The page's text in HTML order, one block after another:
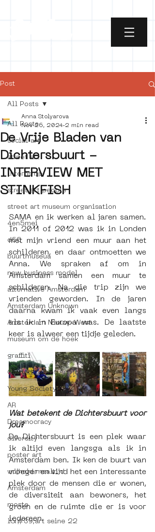
Post
All Posts
social art
street art
internship
street art people
street art museum organisation
4en5mei
d66
buurtmuseua
new business model
alternative Amsterdam
Amsterdam Unknown
Amsterdam Nieuw-West
museum om de hoek
graffiti
Guided Street Art Tours
Young Society
AR
Dreamocracy
diversity
poster art
vrijheid maaltijd
Amsterdam
moste
l&#39;art seine 22
All Posts
De Vrije Bladen van
Dichtersbuurt -
INTERVIEW MET
STINKFISH
Anna Stolyarova
Nov 26, 2024 2 min read
SAMA en ik werken al jaren samen.
In 2011 of 2012 was ik in Londen
met mijn vriend een muur aan het
schilderen, en daar ontmoetten we
Anna. We spraken af om in
Amsterdam samen een muur te
schilderen. Na die trip zijn we
vrienden geworden. In de jaren
daarna kwam ik vaak even langs
als ik in Europa was. De laatste
keer is alweer een tijdje geleden.
Wat betekent de Dichtersbuurt voor
jou?
De Dichtersbuurt is een plek waar
ik altijd even langsga als ik in
Amsterdam ben. Ik ken de buurt van
vroeger en vind het een interessante
plek door de mensen die er wonen,
de diversiteit aan bewoners, het
groen en de ruimte die er is voor
iedereen.